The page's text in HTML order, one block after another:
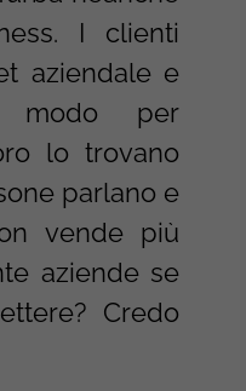
I clienti
aziendale e
per
lo trovano
parlano e
vende più
aziende se
Credo